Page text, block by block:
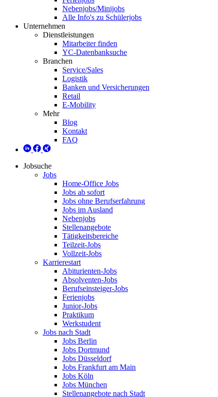
Nebenjobs/Minijobs
Alle Info's zu Schülerjobs
Unternehmen
Dienstleistungen
Mitarbeiter finden
YC-Datenbanksuche
Branchen
Service/Sales
Logistik
Banken und Versicherungen
Retail
E-Mobility
Mehr
Blog
Kontakt
FAQ
Jobsuche
Jobs
Home-Office Jobs
Jobs ab sofort
Jobs ohne Berufserfahrung
Jobs im Ausland
Nebenjobs
Stellenangebote
Tätigkeitsbereiche
Teilzeit-Jobs
Vollzeit-Jobs
Karrierestart
Abiturienten-Jobs
Absolventen-Jobs
Berufseinsteiger-Jobs
Ferienjobs
Junior-Jobs
Praktikum
Werkstudent
Jobs nach Stadt
Jobs Berlin
Jobs Dortmund
Jobs Düsseldorf
Jobs Frankfurt am Main
Jobs Köln
Jobs München
Stellenangebote nach Stadt